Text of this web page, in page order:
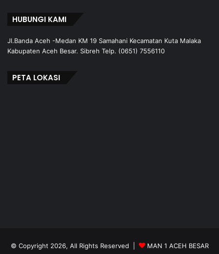
HUBUNGI KAMI
Jl.Banda Aceh -Medan KM 19 Samahani Kecamatan Kuta Malaka
Kabupaten Aceh Besar. Sibreh Telp. (0651) 7556110
PETA LOKASI
© Copyright 2026, All Rights Reserved | MAN 1 ACEH BESAR